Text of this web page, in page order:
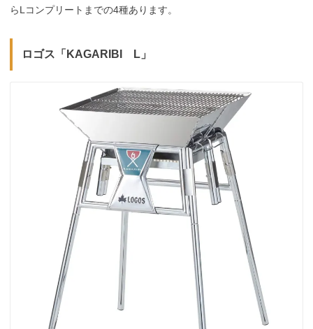
らLコンプリートまでの4種あります。
ロゴス「KAGARIBI L」